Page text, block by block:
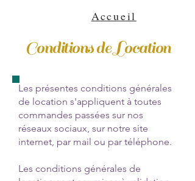
Accueil
Conditions de Location
Les présentes conditions générales
de location s'appliquent à toutes
commandes passées sur nos
réseaux sociaux, sur notre site
internet, par mail ou par téléphone.
Les conditions générales de